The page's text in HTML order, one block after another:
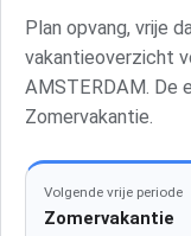
Plan opvang, vrije
vakantieoverzicht
AMSTERDAM. De
Zomervakantie.
Volgende vrije periode
Zomervakantie